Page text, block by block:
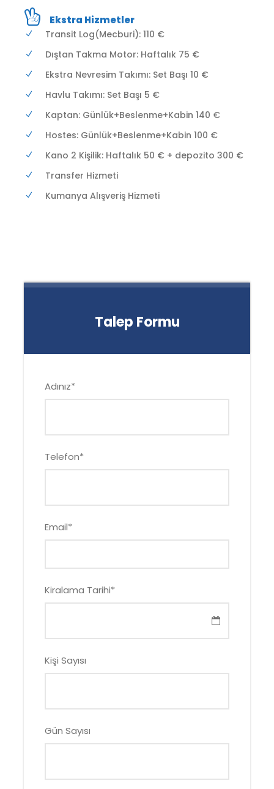
Talep Formu
Adınız*
Telefon*
Email*
Kiralama Tarihi*
Kişi Sayısı
Gün Sayısı
Ekstra Hizmetler
Transit Log(Mecburi): 110 €
Dıştan Takma Motor: Haftalık 75 €
Ekstra Nevresim Takımı: Set Başı 10 €
Havlu Takımı: Set Başı 5 €
Kaptan: Günlük+Beslenme+Kabin 140 €
Hostes: Günlük+Beslenme+Kabin 100 €
Kano 2 Kişilik: Haftalık 50 € + depozito 300 €
Transfer Hizmeti
Kumanya Alışveriş Hizmeti